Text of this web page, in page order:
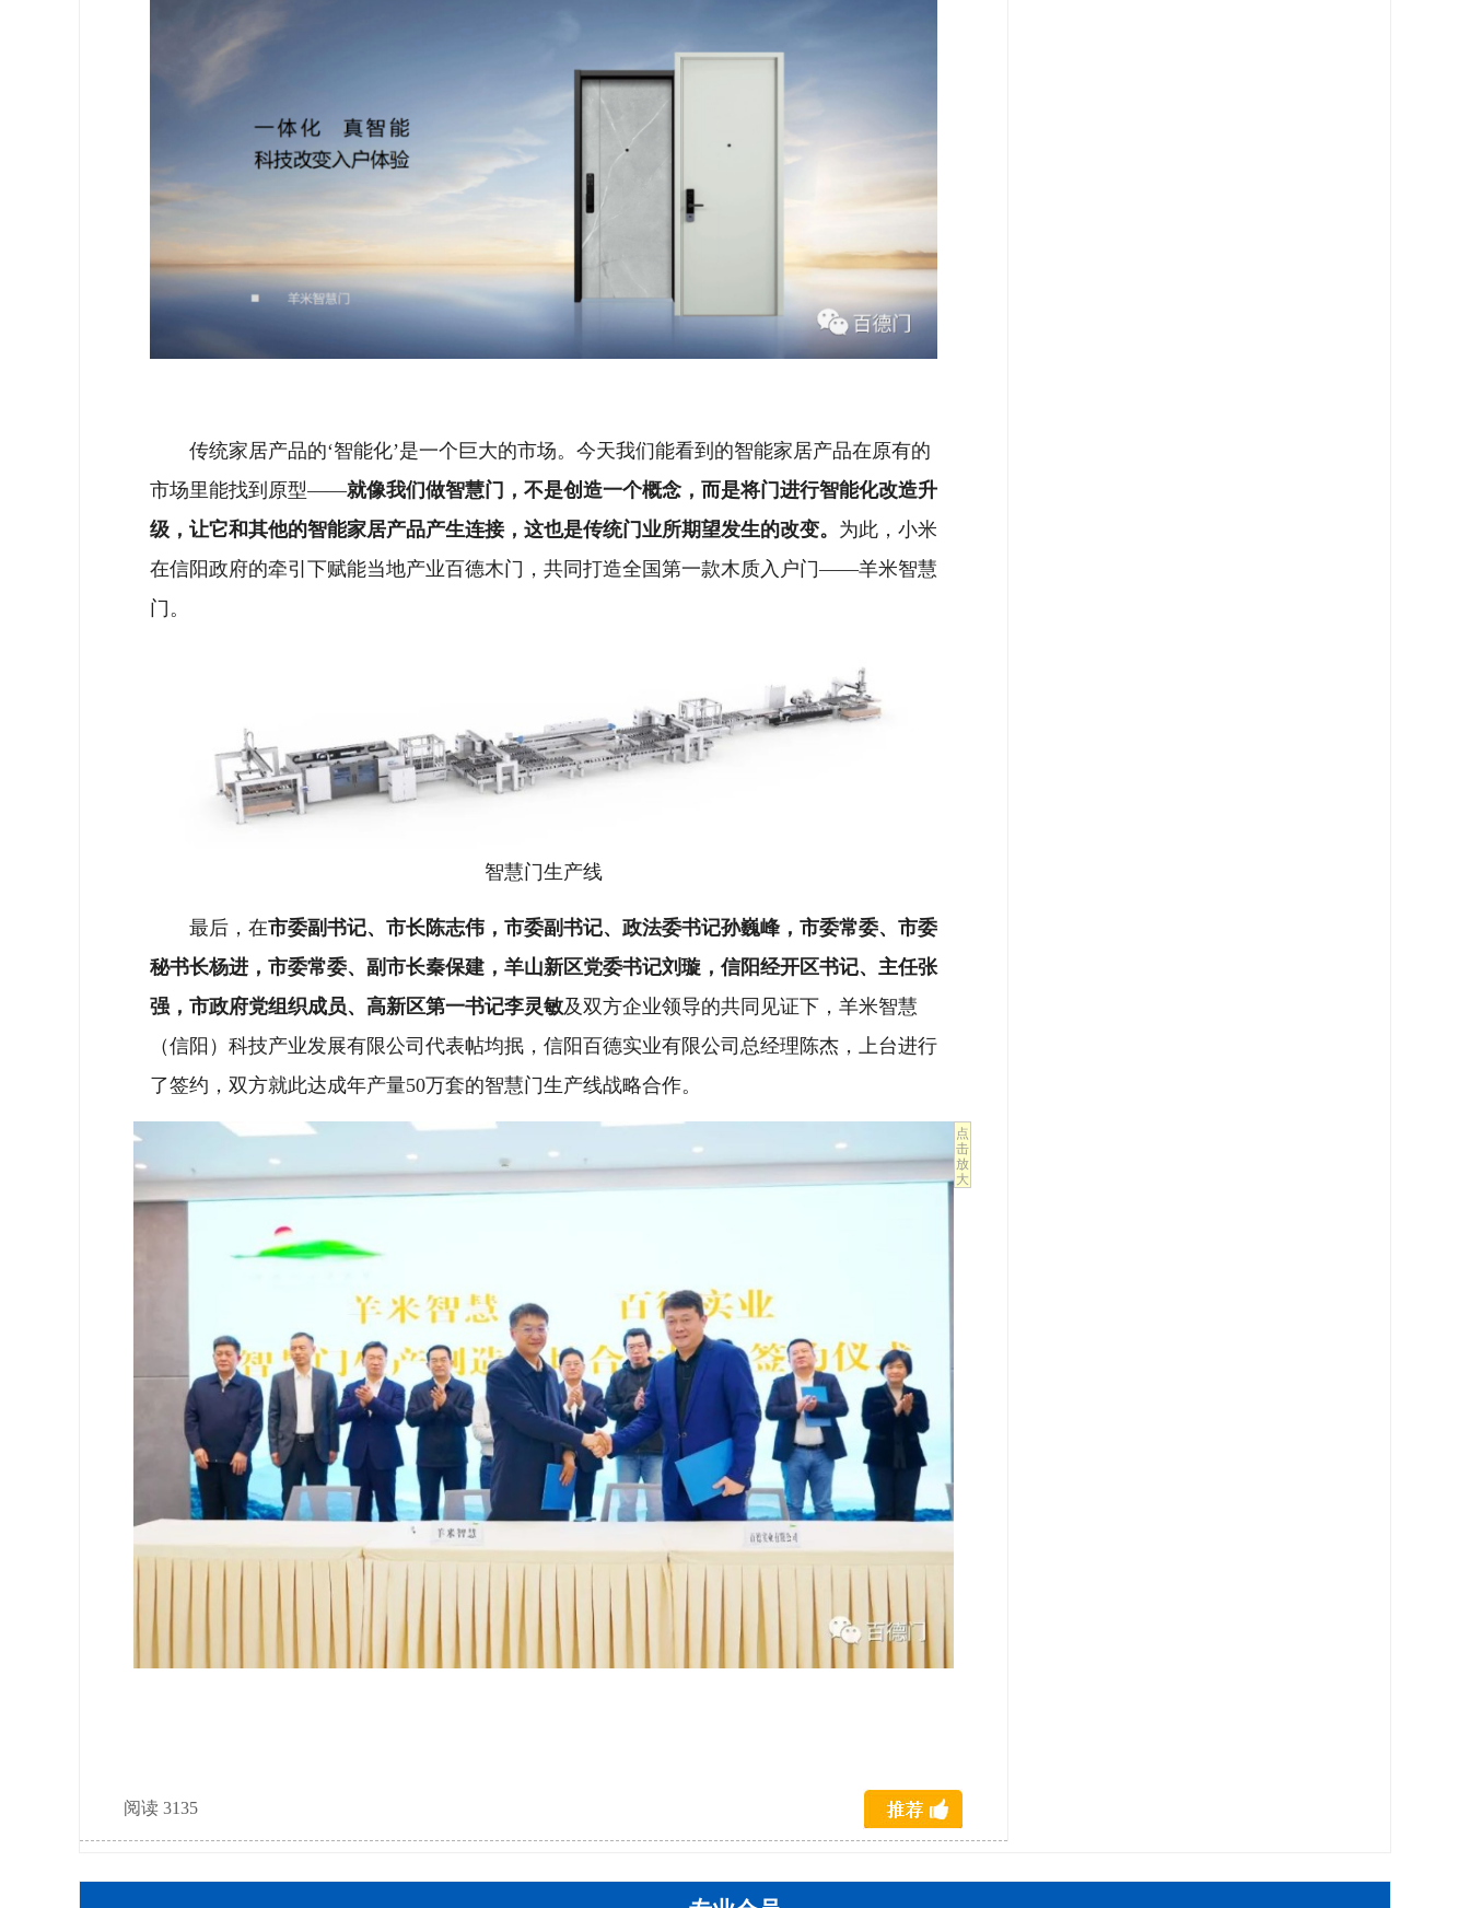
传统家居产品的‘智能化’是一个巨大的市场。今天我们能看到的智能家居产品在原有的
市场里能找到原型——就像我们做智慧门，不是创造一个概念，而是将门进行智能化改造升
级，让它和其他的智能家居产品产生连接，这也是传统门业所期望发生的改变。 为此，小米
在信阳政府的牵引下赋能当地产业百德木门，共同打造全国第一款木质入户门——羊米智慧
门。
智慧门生产线
最后，在市委副书记、市长陈志伟，市委副书记、政法委书记孙巍峰，市委常委、市委
秘书长杨进，市委常委、副市长秦保建，羊山新区党委书记刘璇，信阳经开区书记、主任张
强， 市政府党组织成员、高新区第一书记李灵敏及双方企业领导的共同见证下，羊米智慧
（信阳）科技产业发展有限公司代表帖均抿，信阳百德实业有限公司总经理陈杰，上台进行
了签约，双方就此达成年产量50万套的智慧门生产线战略合作。
点
击
放
大
阅读 3135